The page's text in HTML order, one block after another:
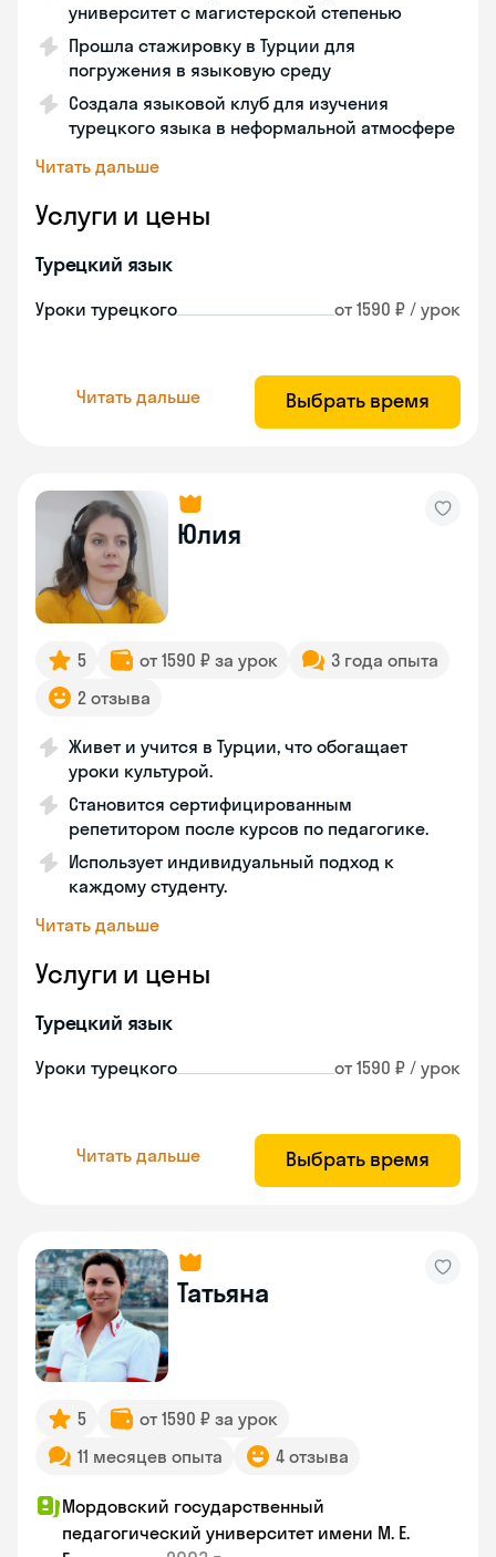
университет с магистерской степенью
Прошла стажировку в Турции для
погружения в языковую среду
Создала языковой клуб для изучения
турецкого языка в неформальной атмосфере
Читать дальше
Услуги и цены
Турецкий язык
Уроки турецкого от 1590 ₽ / урок
Читать дальше Выбрать время
Юлия
5 от 1590 ₽ за урок
3 года опыта
2 отзыва
Живет и учится в Турции, что обогащает
уроки культурой.
Становится сертифицированным
репетитором после курсов по педагогике.
Использует индивидуальный подход к
каждому студенту.
Читать дальше
Услуги и цены
Турецкий язык
Уроки турецкого от 1590 ₽ / урок
Читать дальше Выбрать время
Татьяна
5
от 1590 ₽ за урок
11 месяцев опыта
4 отзыва
Мордовский государственный
педагогический университет имени М. Е.